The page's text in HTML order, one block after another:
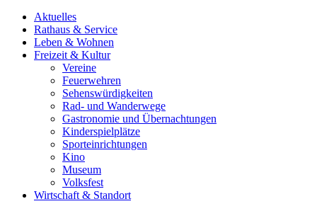
Aktuelles
Rathaus & Service
Leben & Wohnen
Freizeit & Kultur
Vereine
Feuerwehren
Sehenswürdigkeiten
Rad- und Wanderwege
Gastronomie und Übernachtungen
Kinderspielplätze
Sporteinrichtungen
Kino
Museum
Volksfest
Wirtschaft & Standort